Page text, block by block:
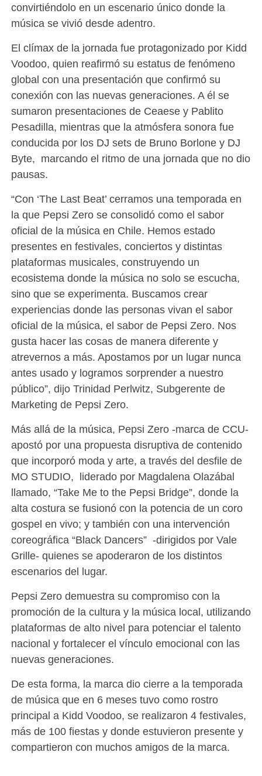
convirtiéndolo en un escenario único donde la
música se vivió desde adentro.
El clímax de la jornada fue protagonizado por Kidd
Voodoo, quien reafirmó su estatus de fenómeno
global con una presentación que confirmó su
conexión con las nuevas generaciones. A él se
sumaron presentaciones de Ceaese y Pablito
Pesadilla, mientras que la atmósfera sonora fue
conducida por los DJ sets de Bruno Borlone y DJ
Byte, marcando el ritmo de una jornada que no dio
pausas.
“Con ‘The Last Beat’ cerramos una temporada en
la que Pepsi Zero se consolidó como el sabor
oficial de la música en Chile. Hemos estado
presentes en festivales, conciertos y distintas
plataformas musicales, construyendo un
ecosistema donde la música no solo se escucha,
sino que se experimenta. Buscamos crear
experiencias donde las personas vivan el sabor
oficial de la música, el sabor de Pepsi Zero. Nos
gusta hacer las cosas de manera diferente y
atrevernos a más. Apostamos por un lugar nunca
antes usado y logramos sorprender a nuestro
público”, dijo Trinidad Perlwitz, Subgerente de
Marketing de Pepsi Zero.
Más allá de la música, Pepsi Zero -marca de CCU-
apostó por una propuesta disruptiva de contenido
que incorporó moda y arte, a través del desfile de
MO STUDIO, liderado por Magdalena Olazábal
llamado, “Take Me to the Pepsi Bridge”, donde la
alta costura se fusionó con la potencia de un coro
gospel en vivo; y también con una intervención
coreográfica “Black Dancers” -dirigidos por Vale
Grille- quienes se apoderaron de los distintos
escenarios del lugar.
Pepsi Zero demuestra su compromiso con la
promoción de la cultura y la música local, utilizando
plataformas de alto nivel para potenciar el talento
nacional y fortalecer el vínculo emocional con las
nuevas generaciones.
De esta forma, la marca dio cierre a la temporada
de música que en 6 meses tuvo como rostro
principal a Kidd Voodoo, se realizaron 4 festivales,
más de 100 fiestas y donde estuvieron presente y
compartieron con muchos amigos de la marca.